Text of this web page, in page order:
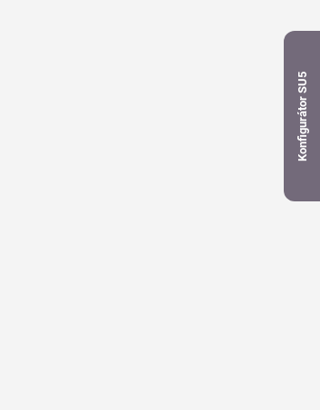
Konfigurátor SU5